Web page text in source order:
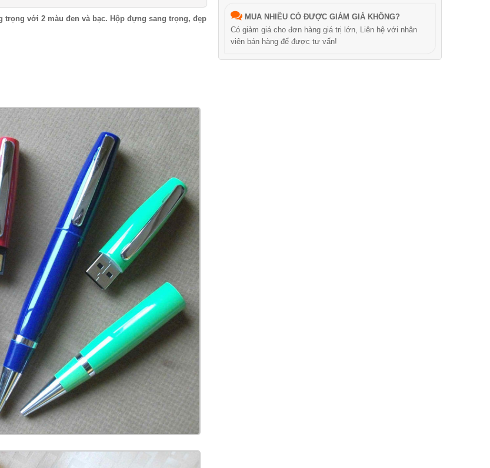
trọng với 2 màu đen và bạc. Hộp đựng sang trọng, đẹp
MUA NHIỀU CÓ ĐƯỢC GIẢM GIÁ KHÔNG?
Có giảm giá cho đơn hàng giá trị lớn, Liên hệ với nhân
viên bán hàng để được tư vấn!